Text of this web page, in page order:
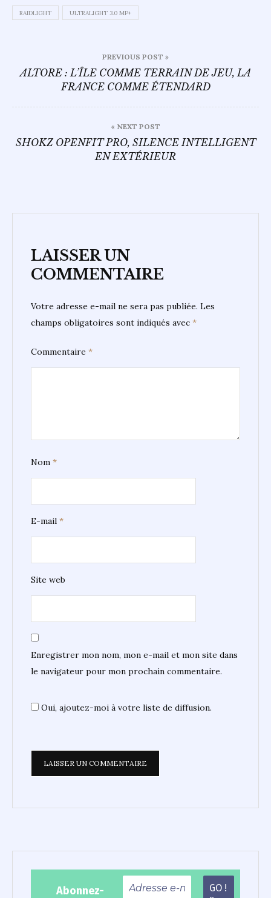
RAIDLIGHT ULTRALIGHT 3.0 MP+
de
l’article
PREVIOUS POST »
ALTORE : L’ÎLE COMME TERRAIN DE JEU, LA
FRANCE COMME ÉTENDARD
« NEXT POST
SHOKZ OPENFIT PRO, SILENCE INTELLIGENT
EN EXTÉRIEUR
LAISSER UN
COMMENTAIRE
Votre adresse e-mail ne sera pas publiée. Les
champs obligatoires sont indiqués avec *
Commentaire *
Nom *
E-mail *
Site web
Enregistrer mon nom, mon e-mail et mon site dans
le navigateur pour mon prochain commentaire.
Oui, ajoutez-moi à votre liste de diffusion.
Abonnez-